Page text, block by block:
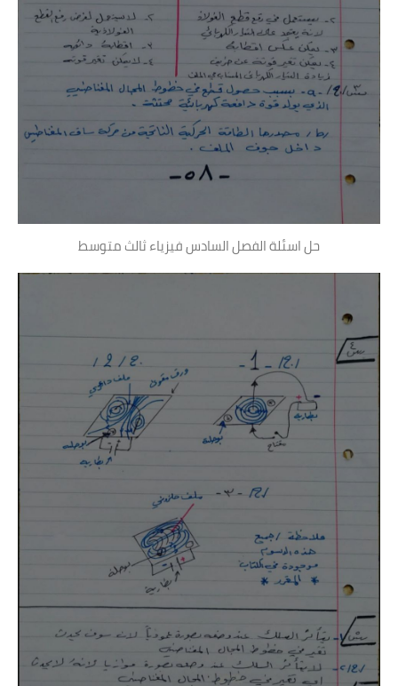
حل اسئلة الفصل السادس فيزياء ثالث متوسط